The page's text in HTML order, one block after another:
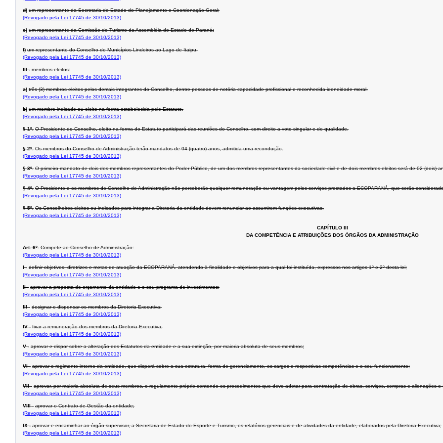
d) um representante da Secretaria de Estado do Planejamento e Coordenação Geral;
(Revogado pela Lei 17745 de 30/10/2013)
e) um representante da Comissão de Turismo da Assembléia do Estado do Paraná;
(Revogado pela Lei 17745 de 30/10/2013)
f) um representante do Conselho de Municípios Lindeiros ao Lago de Itaipu.
(Revogado pela Lei 17745 de 30/10/2013)
III - membros eleitos:
(Revogado pela Lei 17745 de 30/10/2013)
a) três (3) membros eleitos pelos demais integrantes do Conselho, dentre pessoas de notória capacidade profissional e reconhecida idoneidade moral.
(Revogado pela Lei 17745 de 30/10/2013)
b) um membro indicado ou eleito na forma estabelecida pelo Estatuto.
(Revogado pela Lei 17745 de 30/10/2013)
§ 1º. O Presidente do Conselho, eleito na forma do Estatuto participará das reuniões do Conselho, com direito a voto singular e de qualidade.
(Revogado pela Lei 17745 de 30/10/2013)
§ 2º. Os membros do Conselho de Administração terão mandatos de 04 (quatro) anos, admitida uma recondução.
(Revogado pela Lei 17745 de 30/10/2013)
§ 3º. O primeiro mandato de dois dos membros representantes do Poder Público, de um dos membros representantes da sociedade civil e de dois membros eleitos será de 02 (dois)
(Revogado pela Lei 17745 de 30/10/2013)
§ 4º. O Presidente e os membros do Conselho de Administração não perceberão qualquer remuneração ou vantagem pelos serviços prestados a ECOPARANÁ, que serão
(Revogado pela Lei 17745 de 30/10/2013)
§ 5º. Os Conselheiros eleitos ou indicados para integrar a Diretoria da entidade devem renunciar ao assumirem funções executivas.
(Revogado pela Lei 17745 de 30/10/2013)
CAPÍTULO III
DA COMPETÊNCIA E ATRIBUIÇÕES DOS ÓRGÃOS DA ADMINISTRAÇÃO
Art. 6º. Compete ao Conselho de Administração:
(Revogado pela Lei 17745 de 30/10/2013)
I - definir objetivos, diretrizes e metas de atuação da ECOPARANÁ. atendendo à finalidade e objetivos para a qual foi instituída, expressos nos artigos 1º e 2º desta lei;
(Revogado pela Lei 17745 de 30/10/2013)
II - aprovar a proposta de orçamento da entidade e o seu programa de investimentos;
(Revogado pela Lei 17745 de 30/10/2013)
III - designar e dispensar os membros da Diretoria Executiva;
(Revogado pela Lei 17745 de 30/10/2013)
IV - fixar a remuneração dos membros da Diretoria Executiva;
(Revogado pela Lei 17745 de 30/10/2013)
V - aprovar e dispor sobre a alteração dos Estatutos da entidade e a sua extinção, por maioria absoluta de seus membros;
(Revogado pela Lei 17745 de 30/10/2013)
VI - aprovar o regimento interno da entidade, que disporá sobre a sua estrutura, forma de gerenciamento, os cargos e respectivas competências e o seu funcionamento;
(Revogado pela Lei 17745 de 30/10/2013)
VII - aprovar, por maioria absoluta de seus membros, o regulamento próprio contendo os procedimentos que deve adotar para contratação de obras, serviços, compras e alienações
(Revogado pela Lei 17745 de 30/10/2013)
VIII - aprovar o Contrato de Gestão da entidade;
(Revogado pela Lei 17745 de 30/10/2013)
IX - aprovar e encaminhar ao órgão supervisor, a Secretaria de Estado do Esporte e Turismo, os relatórios gerenciais e de atividades da entidade, elaborados pela Diretoria Executiva;
(Revogado pela Lei 17745 de 30/10/2013)